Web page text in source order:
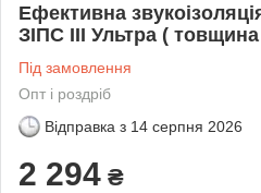
Ефективна
ЗІПС III Ультра (
Під замовлення
Опт і роздріб
Відправка з 14 серпня 2026
2 294 ₴